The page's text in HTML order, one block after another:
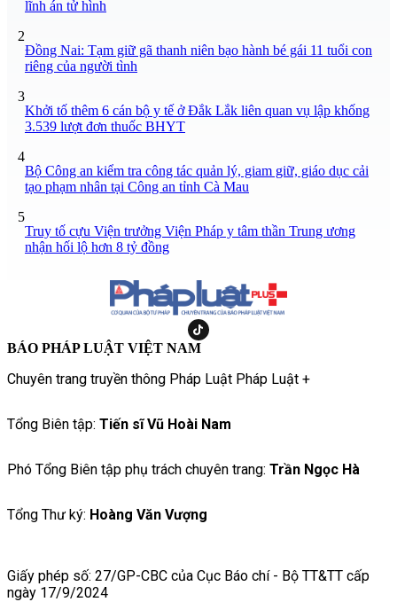
lĩnh án tử hình
2
Đồng Nai: Tạm giữ gã thanh niên bạo hành bé gái 11 tuổi con
riêng của người tình
3
Khởi tố thêm 6 cán bộ y tế ở Đắk Lắk liên quan vụ lập khống
3.539 lượt đơn thuốc BHYT
4
Bộ Công an kiểm tra công tác quản lý, giam giữ, giáo dục cải
tạo phạm nhân tại Công an tỉnh Cà Mau
5
Truy tố cựu Viện trưởng Viện Pháp y tâm thần Trung ương
nhận hối lộ hơn 8 tỷ đồng
BÁO PHÁP LUẬT VIỆT NAM
Chuyên trang truyền thông Pháp Luật Pháp Luật +
Tổng Biên tập: Tiến sĩ Vũ Hoài Nam
Phó Tổng Biên tập phụ trách chuyên trang: Trần Ngọc Hà
Tổng Thư ký: Hoàng Văn Vượng
Giấy phép số: 27/GP-CBC của Cục Báo chí - Bộ TT&TT cấp
ngày 17/9/2024